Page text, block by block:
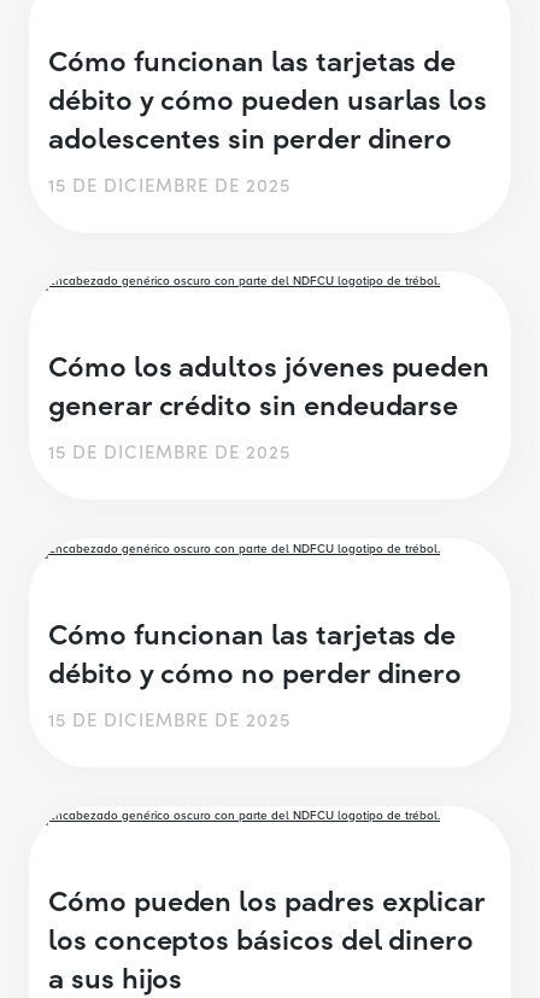
Cómo funcionan las tarjetas de
débito y cómo pueden usarlas los
adolescentes sin perder dinero
15 DE DICIEMBRE DE 2025
Cómo los adultos jóvenes pueden
generar crédito sin endeudarse
15 DE DICIEMBRE DE 2025
Cómo funcionan las tarjetas de
débito y cómo no perder dinero
15 DE DICIEMBRE DE 2025
Cómo pueden los padres explicar
los conceptos básicos del dinero
a sus hijos